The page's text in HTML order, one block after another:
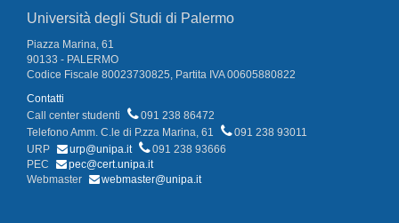
Università degli Studi di Palermo
Piazza Marina, 61
90133 - PALERMO
Codice Fiscale 80023730825, Partita IVA 00605880822
Contatti
Call center studenti
091 238 86472
Telefono Amm. C.le di P.zza Marina, 61
091 238 93011
URP
urp@unipa.it
091 238 93666
PEC
pec@cert.unipa.it
Webmaster
webmaster@unipa.it